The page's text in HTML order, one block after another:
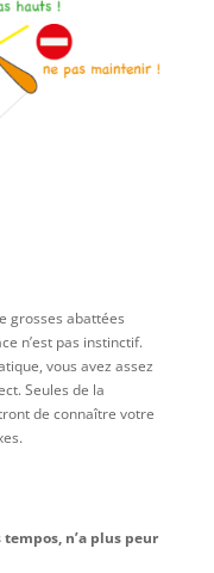
grosses abattées
n’est pas instinctif.
vous avez assez
Seules de la
de connaître votre
n’a plus peur